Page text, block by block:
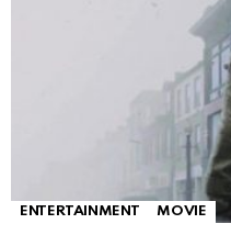
ENTERTAINMENT MOVIE